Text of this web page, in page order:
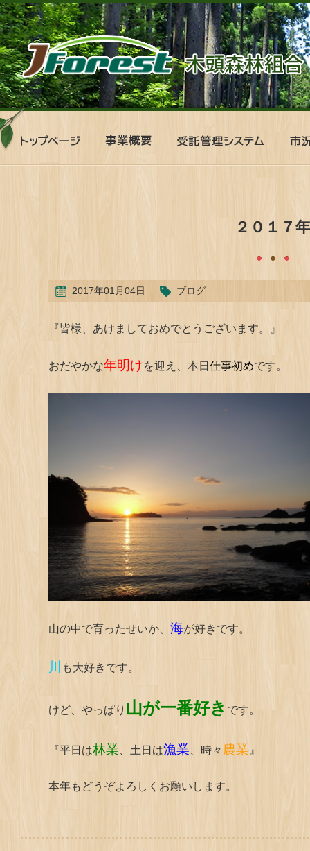
ッ
ペ
業
要
託
理
況
２０１７年
2017年01月04日 ブログ
『皆様、あけましておめでとうございます。』
おだやかな年明けを迎え、本日仕事初めです。
山の中で育ったせいか、 海が好きです。
川 も大好きです。
けど、やっぱり 山が一番好き です。
『平日は林業 、土日は漁業 、時々 農業 』
本年もどうぞよろしくお願いします。